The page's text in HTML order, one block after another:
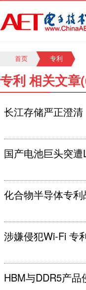
首页 专利
专利 相关文章
长江存储严正澄
国产电池巨头突
化合物半导体专
涉嫌侵犯Wi-Fi 专
HBM与DDR5产